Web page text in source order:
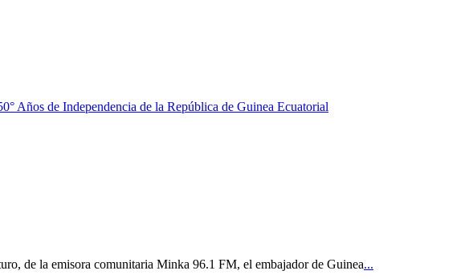
Años de Independencia de la República de Guinea Ecuatorial
de la emisora comunitaria Minka 96.1 FM, el embajador de Guinea...